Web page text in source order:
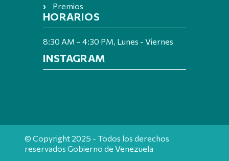
Premios
HORARIOS
8:30 AM – 4:30 PM, Lunes - Viernes
INSTAGRAM
© Copyright 2025 - Todos los derechos
reservados Gobierno de Venezuela